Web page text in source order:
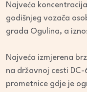
Najveća
godišnjeg vozača
grada Ogulina, a
Najveća izmjerena
na državnoj cesti
prometnice gdje je